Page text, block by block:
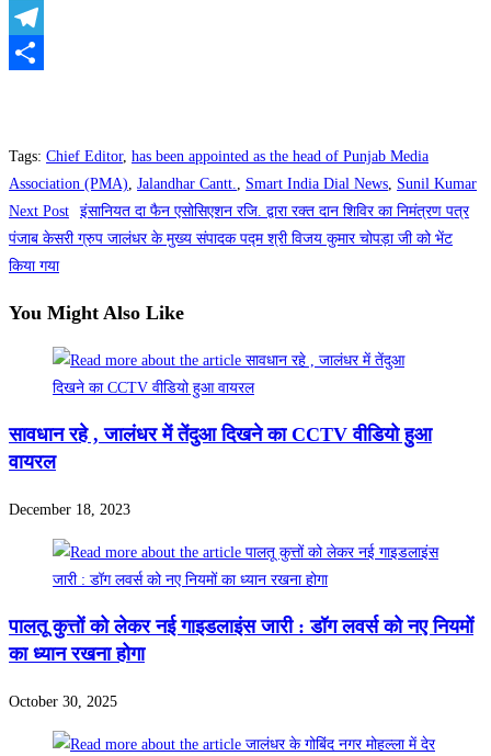
WhatsApp
Telegram
Tags: Chief Editor, has been appointed as the head of Punjab Media
Association (PMA) Jalandhar Cantt. Smart India Dial News Sunil Kumar
Read
more
articles
Next Post
इंसानियत दा फैन एसोसिएशन रजि. द्वारा रक्त दान शिविर का निमंत्रण पत्र
पंजाब केसरी ग्रुप जालंधर के मुख्य संपादक पद्म श्री विजय कुमार चोपड़ा जी को भेंट
किया गया
You Might Also Like
सावधान रहे , जालंधर में तेंदुआ दिखने का CCTV वीडियो हुआ
वायरल
December 18, 2023
पालतू कुत्तों को लेकर नई गाइडलाइंस जारी : डॉग लवर्स को नए नियमों
का ध्यान रखना होगा
October 30, 2025